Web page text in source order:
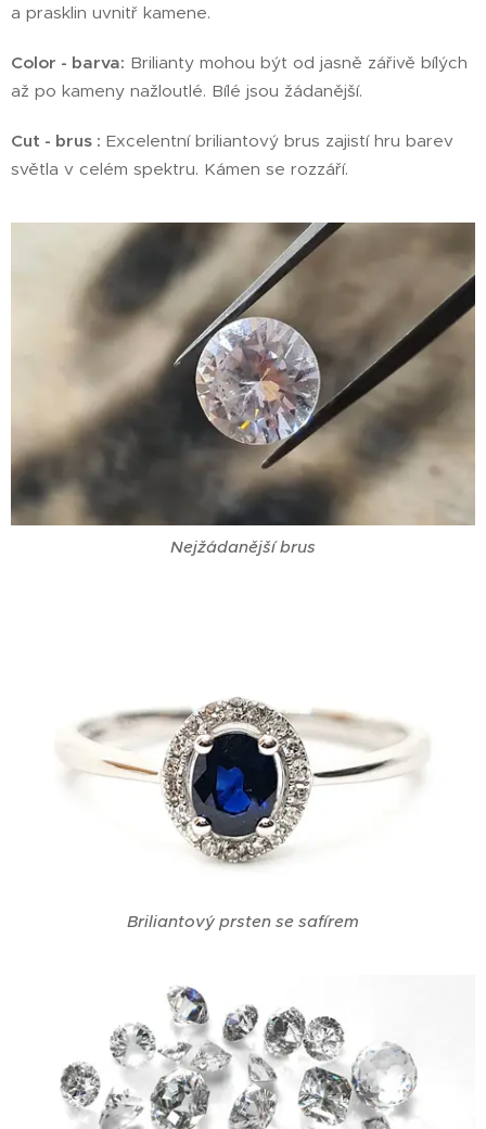
a prasklin uvnitř kamene.
Color - barva: Brilianty mohou být od jasně zářivě bílých
až po kameny nažloutlé. Bílé jsou žádanější.
Cut - brus : Excelentní briliantový brus zajistí hru barev
světla v celém spektru. Kámen se rozzáří.
Nejžádanější brus
Briliantový prsten se safírem